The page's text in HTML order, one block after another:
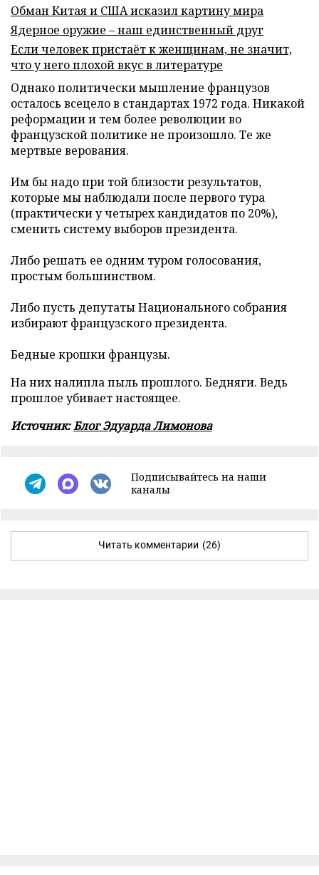
Обман Китая и США исказил картину мира
Ядерное оружие – наш единственный друг
Если человек пристаёт к женщинам, не значит,
что у него плохой вкус в литературе
Однако политически мышление французов
осталось всецело в стандартах 1972 года. Никакой
реформации и тем более революции во
французской политике не произошло. Те же
мертвые верования.
Им бы надо при той близости результатов,
которые мы наблюдали после первого тура
(практически у четырех кандидатов по 20%),
сменить систему выборов президента.
Либо решать ее одним туром голосования,
простым большинством.
Либо пусть депутаты Национального собрания
избирают французского президента.
Бедные крошки французы.
На них налипла пыль прошлого. Бедняги. Ведь
прошлое убивает настоящее.
Источник:Блог Эдуарда Лимонова
Подписывайтесь на наши
каналы
Читать комментарии (26)